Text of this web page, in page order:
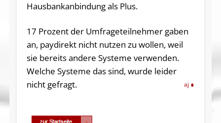
Hausbankanbindung als Plus.
17 Prozent der Umfrageteilnehmer gaben
an, paydirekt nicht nutzen zu wollen, weil
sie bereits andere Systeme verwenden.
Welche Systeme das sind, wurde leider
nicht gefragt.
aj